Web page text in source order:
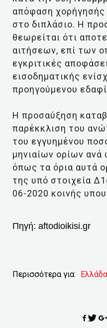
απόφαση χορήγησής
στο διπλάσιο. Η
θεωρείται ότι
αιτήσεων, επί των
εγκριτικές
εισοδηματικής
προηγούμενου
Η προσαύξηση
παρέκκλιση του
του εγγυημένου
μηνιαίων ορίων
όπως τα όρια αυτά
της υπό στοιχεία
06-2020 κοινής
Πηγή: aftodioikisi.gr
Περισσότερα για: Ελλάδα